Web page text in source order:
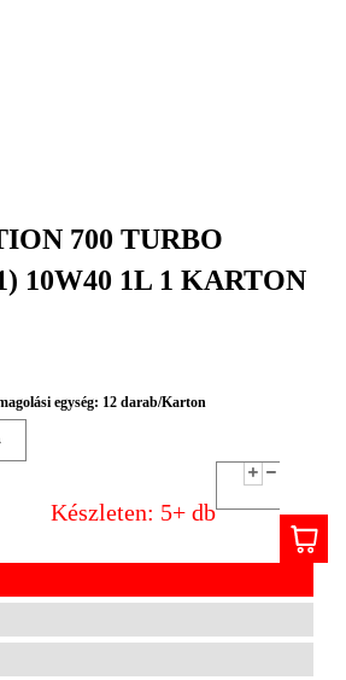
700 TURBO
10W40 1L 1 KARTON
egység: 12 darab/Karton
Készleten: 5+ db